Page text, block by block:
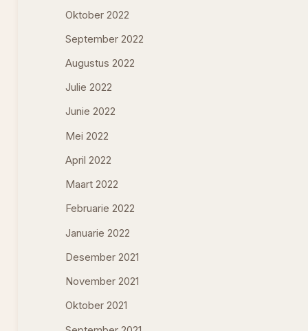
Oktober 2022
September 2022
Augustus 2022
Julie 2022
Junie 2022
Mei 2022
April 2022
Maart 2022
Februarie 2022
Januarie 2022
Desember 2021
November 2021
Oktober 2021